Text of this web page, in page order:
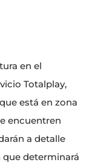
en el
Totalplay,
está en zona
encuentren
a detalle
determinará